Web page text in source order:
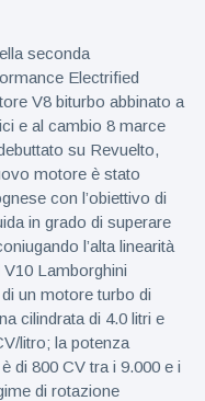
seconda
Electrified
V8 biturbo abbinato a
e al cambio 8 marce
su Revuelto,
motore è stato
con l’obiettivo di
in grado di superare
l’alta linearità
Lamborghini
un motore turbo di
cilindrata di 4.0 litri e
litro; la potenza
di 800 CV tra i 9.000 e i
di rotazione